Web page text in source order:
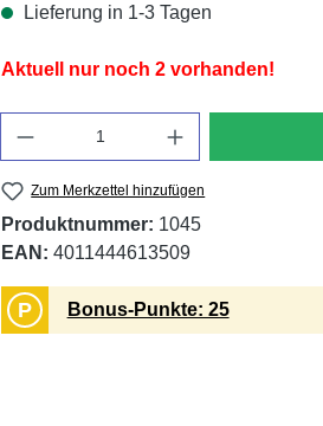
Lieferung in 1-3 Tagen
Aktuell nur noch 2 vorhanden!
Zum Merkzettel hinzufügen
Produktnummer: 1045
EAN: 4011444613509
P Bonus-Punkte: 25